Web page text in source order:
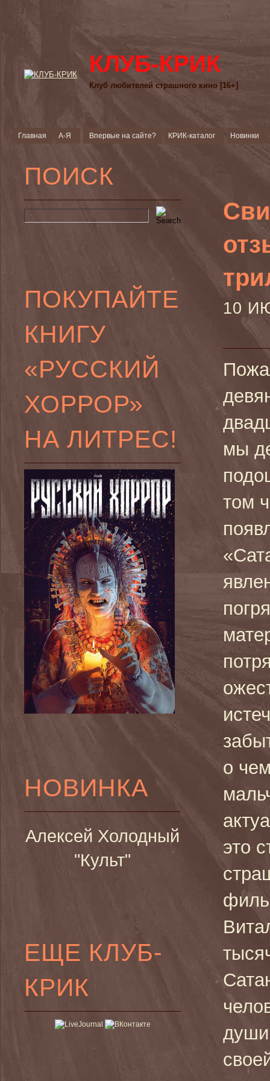
КЛУБ-КРИК
Клуб любителей страшного кино [16+]
Главная А-Я Впервые на сайте? КРИК-каталог Новинки
ПОИСК
ПОКУПАЙТЕ
КНИГУ
«РУССКИЙ
ХОРРОР»
НА ЛИТРЕС!
НОВИНКА
Алексей Холодный
"Культ"
ЕЩЕ КЛУБ-
КРИК
10
мы
том
о
это